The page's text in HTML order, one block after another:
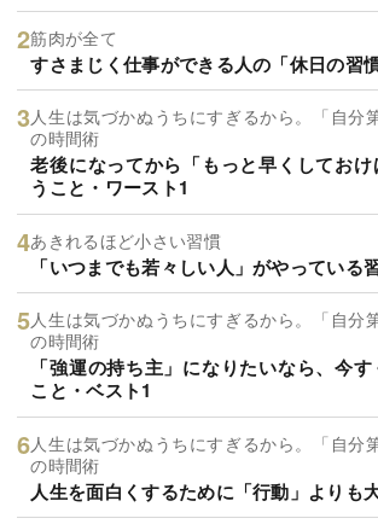
筋肉が全て
すさまじく仕事ができる人の「休日の習
人生は気づかぬうちにすぎるから。「自分
の時間術
老後になってから「もっと早くしてお
うこと・ワースト1
あきれるほど小さい習慣
「いつまでも若々しい人」がやっている
人生は気づかぬうちにすぎるから。「自分
の時間術
「強運の持ち主」になりたいなら、今
こと・ベスト1
人生は気づかぬうちにすぎるから。「自分
の時間術
人生を面白くするために「行動」よりも